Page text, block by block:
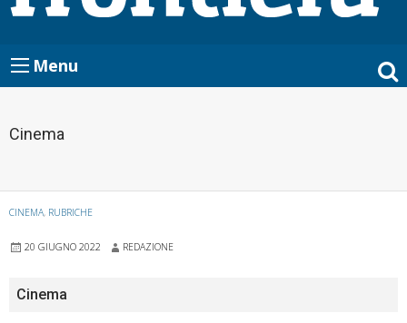
Menu
Cinema
CINEMA, RUBRICHE
20 GIUGNO 2022 REDAZIONE
Cinema